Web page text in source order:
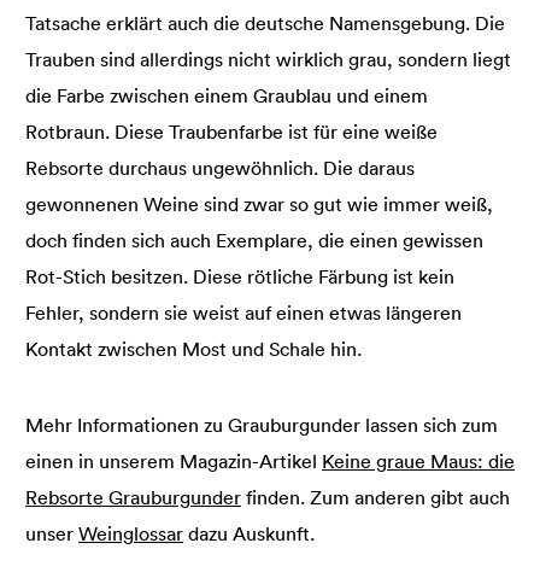
Tatsache erklärt auch die deutsche Namensgebung. Die
Trauben sind allerdings nicht wirklich grau, sondern liegt
die Farbe zwischen einem Graublau und einem
Rotbraun. Diese Traubenfarbe ist für eine weiße
Rebsorte durchaus ungewöhnlich. Die daraus
gewonnenen Weine sind zwar so gut wie immer weiß,
doch finden sich auch Exemplare, die einen gewissen
Rot-Stich besitzen. Diese rötliche Färbung ist kein
Fehler, sondern sie weist auf einen etwas längeren
Kontakt zwischen Most und Schale hin.
Mehr Informationen zu Grauburgunder lassen sich zum
einen in unserem Magazin-Artikel Keine graue Maus: die
Rebsorte Grauburgunder finden. Zum anderen gibt auch
unser Weinglossar dazu Auskunft.